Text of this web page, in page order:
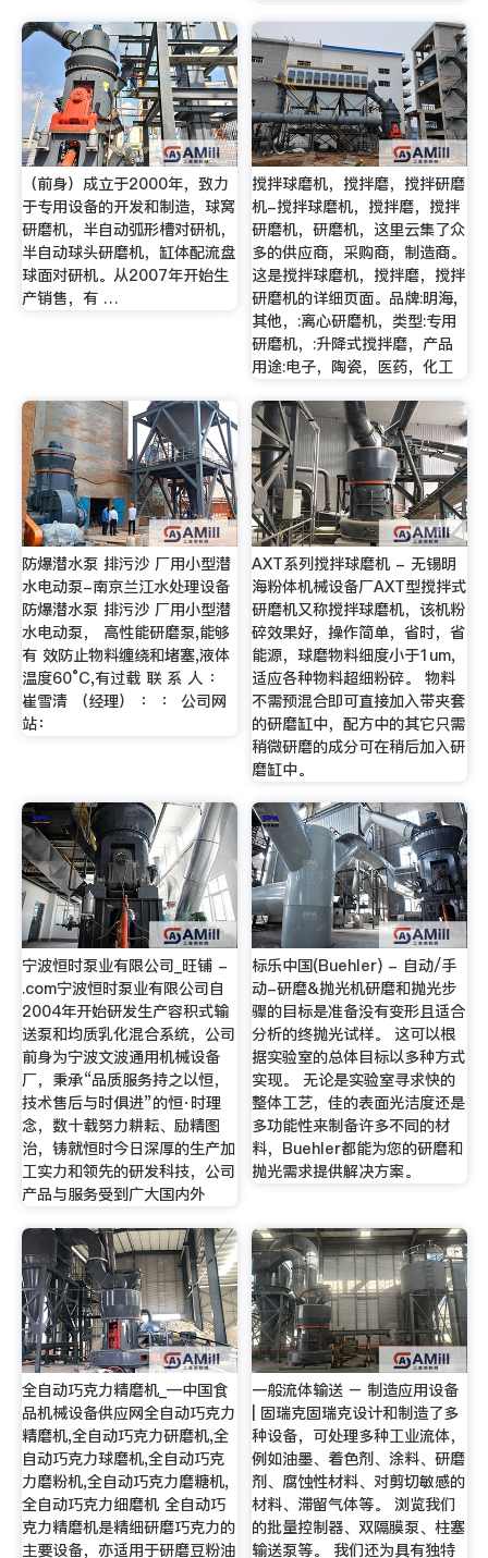
（前身）成立于2000年，致力
于专用设备的开发和制造，球窝
研磨机，半自动弧形槽对研机，
半自动球头研磨机，缸体配流盘
球面对研机。从2007年开始生
产销售，有 …
搅拌球磨机，搅拌磨，搅拌研磨
机-搅拌球磨机，搅拌磨，搅拌
研磨机，研磨机，这里云集了众
多的供应商，采购商，制造商。
这是搅拌球磨机，搅拌磨，搅拌
研磨机的详细页面。品牌:明海,
其他，:离心研磨机，类型:专用
研磨机，:升降式搅拌磨，产品
用途:电子，陶瓷，医药，化工
防爆潜水泵 排污沙 厂用小型潜
水电动泵-南京兰江水处理设备
防爆潜水泵 排污沙 厂用小型潜
水电动泵， 高性能研磨泵,能够
有 效防止物料缠绕和堵塞,液体
温度60°C,有过载 联 系 人 ：
崔雪清 （经理） ： ： 公司网
站：
AXT系列搅拌球磨机 - 无锡明
海粉体机械设备厂AXT型搅拌式
研磨机又称搅拌球磨机，该机粉
碎效果好，操作简单，省时，省
能源，球磨物料细度小于1um,
适应各种物料超细粉碎。 物料
不需预混合即可直接加入带夹套
的研磨缸中，配方中的其它只需
稍微研磨的成分可在稍后加入研
磨缸中。
宁波恒时泵业有限公司_旺铺 -
.com宁波恒时泵业有限公司自
2004年开始研发生产容积式输
送泵和均质乳化混合系统，公司
前身为宁波文波通用机械设备
厂，秉承“品质服务持之以恒，
技术售后与时俱进”的恒·时理
念，数十载努力耕耘、励精图
治，铸就恒时今日深厚的生产加
工实力和领先的研发科技，公司
产品与服务受到广大国内外
标乐中国(Buehler) - 自动/手
动-研磨&抛光机研磨和抛光步
骤的目标是准备没有变形且适合
分析的终抛光试样。 这可以根
据实验室的总体目标以多种方式
实现。 无论是实验室寻求快的
整体工艺，佳的表面光洁度还是
多功能性来制备许多不同的材
料，Buehler都能为您的研磨和
抛光需求提供解决方案。
全自动巧克力精磨机_—中国食
品机械设备供应网全自动巧克力
精磨机,全自动巧克力研磨机,全
自动巧克力球磨机,全自动巧克
力磨粉机,全自动巧克力磨糖机,
全自动巧克力细磨机 全自动巧
克力精磨机是精细研磨巧克力的
主要设备，亦适用于研磨豆粉油
一般流体输送 – 制造应用设备
| 固瑞克固瑞克设计和制造了多
种设备，可处理多种工业流体，
例如油墨、着色剂、涂料、研磨
剂、腐蚀性材料、对剪切敏感的
材料、滞留气体等。 浏览我们
的批量控制器、双隔膜泵、柱塞
输送泵等。 我们还为具有独特